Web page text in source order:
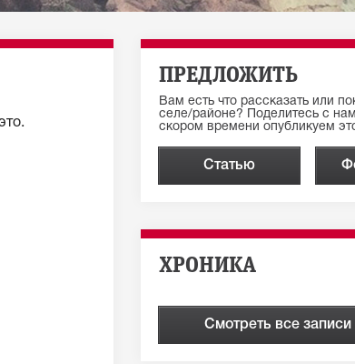
ПРЕДЛОЖИТЬ
Вам есть что рассказать или
селе/районе? Поделитесь с
скором времени опубликуем
Статью
ХРОНИКА
Смотреть все записи